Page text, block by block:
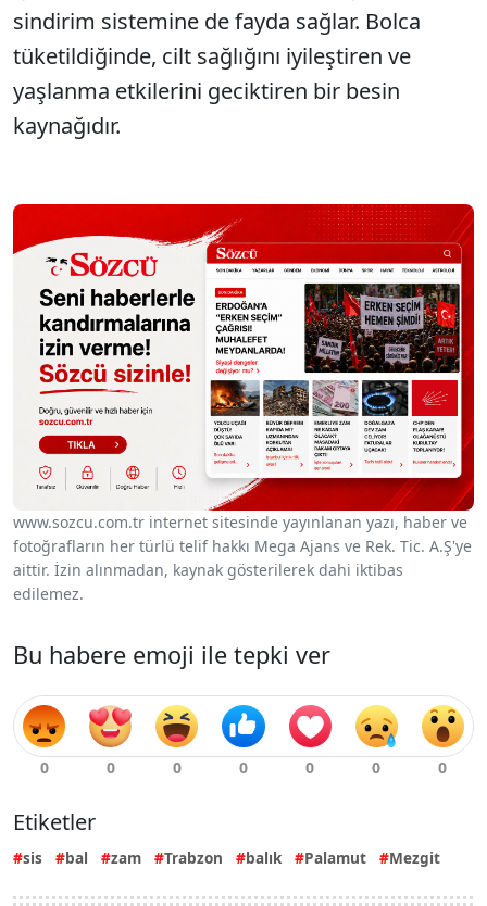
sindirim sistemine de fayda sağlar. Bolca
tüketildiğinde, cilt sağlığını iyileştiren ve
yaşlanma etkilerini geciktiren bir besin
kaynağıdır.
www.sozcu.com.tr internet sitesinde yayınlanan yazı, haber ve
fotoğrafların her türlü telif hakkı Mega Ajans ve Rek. Tic. A.Ş'ye
aittir. İzin alınmadan, kaynak gösterilerek dahi iktibas
edilemez.
Bu habere emoji ile tepki ver
Etiketler
sis bal zam Trabzon balık Palamut Mezgit